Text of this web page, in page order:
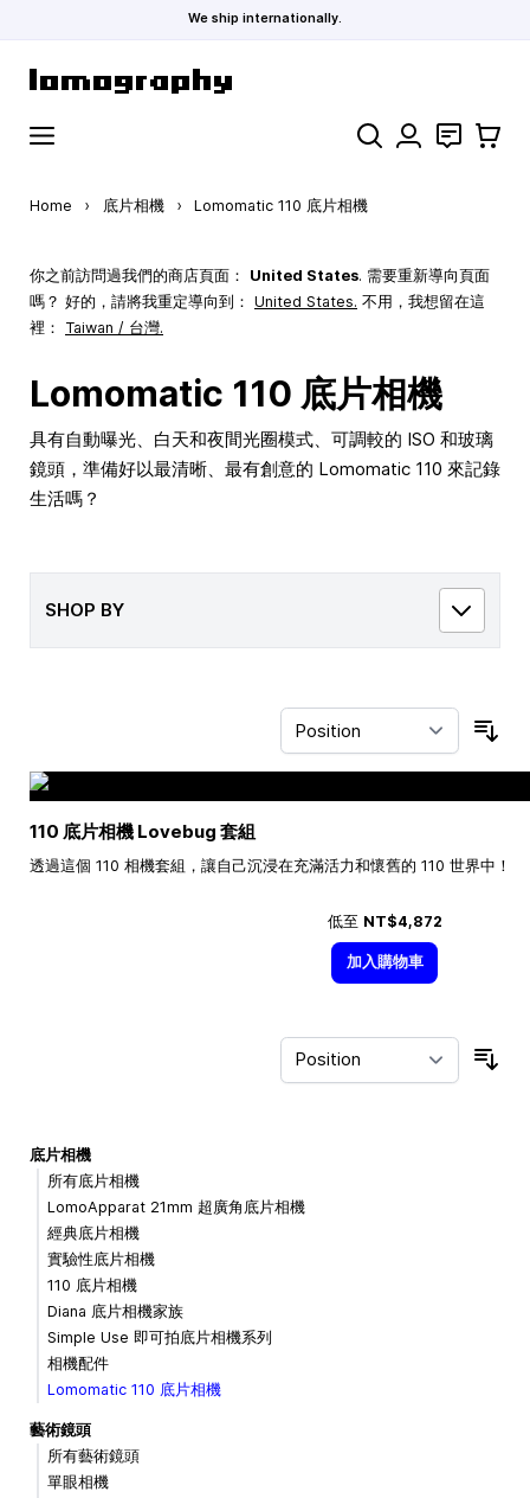
We ship internationally.
Search 聯絡 購物車
Home › 底片相機 › Lomomatic 110 底片相機
你之前訪問過我們的商店頁面： United States. 需要重新導向頁面
嗎？ 好的，請將我重定導向到： United States. 不用，我想留在這
裡： Taiwan / 台灣.
Lomomatic 110 底片相機
具有自動曝光、白天和夜間光圈模式、可調較的 ISO 和玻璃
鏡頭，準備好以最清晰、最有創意的 Lomomatic 110 來記錄
生活嗎？
SHOP BY
110 底片相機 Lovebug 套組
透過這個 110 相機套組，讓自己沉浸在充滿活力和懷舊的 110 世界中！
低至 NT$4,872
加入購物車
底片相機
所有底片相機
LomoApparat 21mm 超廣角底片相機
經典底片相機
實驗性底片相機
110 底片相機
Diana 底片相機家族
Simple Use 即可拍底片相機系列
相機配件
Lomomatic 110 底片相機
藝術鏡頭
所有藝術鏡頭
單眼相機